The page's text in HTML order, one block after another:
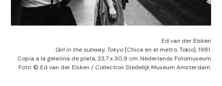
Ed van der Elsken
Girl in the subway, Tokyo[Chica en el metro, Tokio], 1981.
Copia a la gelatina de plata, 23,7 x 30,9 cm. Nederlands Fotomuseum
Foto: © Ed van der Elsken / Collection Stedelijk Museum Amsterdam.